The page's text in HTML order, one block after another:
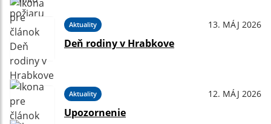
Aktuality 13. MÁJ 2026
Deň rodiny v Hrabkove
Aktuality 12. MÁJ 2026
Upozornenie